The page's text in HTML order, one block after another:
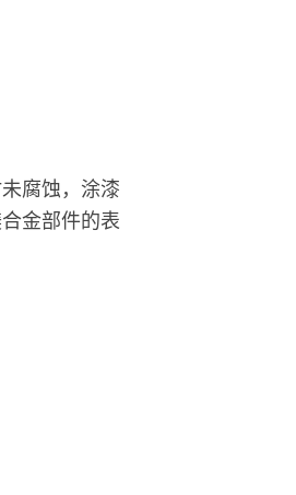
腐蚀，涂漆
金部件的表